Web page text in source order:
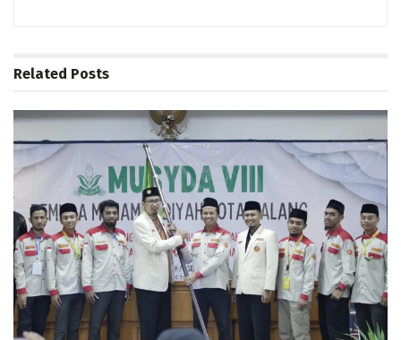
Related Posts